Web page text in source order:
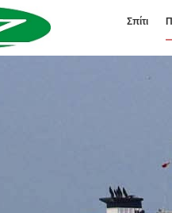
Σπίτι